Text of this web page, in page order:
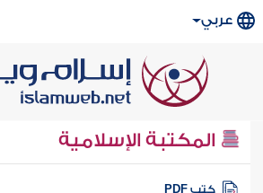
عربي
المكتبة الإسلامية